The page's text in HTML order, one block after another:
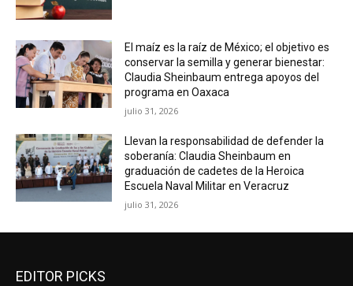
El maíz es la raíz de México; el objetivo es
conservar la semilla y generar bienestar:
Claudia Sheinbaum entrega apoyos del
programa en Oaxaca
julio 31, 2026
Llevan la responsabilidad de defender la
soberanía: Claudia Sheinbaum en
graduación de cadetes de la Heroica
Escuela Naval Militar en Veracruz
julio 31, 2026
EDITOR PICKS